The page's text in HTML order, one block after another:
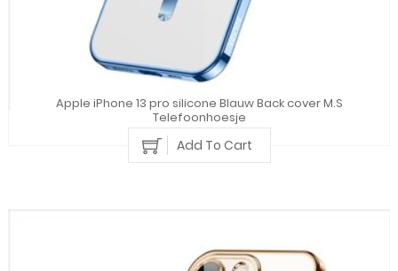
Apple iPhone 13 pro silicone Blauw Back cover M.S
Telefoonhoesje
Add To Cart